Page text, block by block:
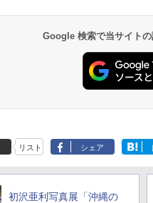
Google 検索で当サイト
リスト シェア
初沢亜利写真展「沖縄の